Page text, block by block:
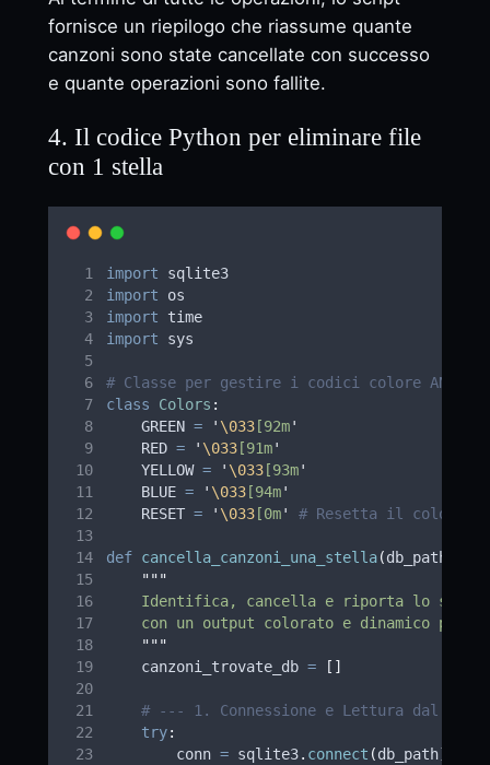
fornisce un riepilogo che riassume quante
canzoni sono state cancellate con successo
e quante operazioni sono fallite.
4. Il codice Python per eliminare file
con 1 stella
import sqlite3
import os
import time
import sys
# Classe per gestire i codici colore ANSI
class
Colors :
    GREEN
= ' \033 [92m'
    RED
= ' \033 [91m'
    YELLOW
= ' \033 [93m'
    BLUE
= ' \033 [94m'
    RESET
= ' \033 [0m' # Resetta il colore
def cancella_canzoni_una_stella(db_path
"""
Identifica, cancella e riporta lo
con un output colorato e dinamico per
"""
    canzoni_trovate_db
= []
# --- 1. Connessione e Lettura dal
try:
        conn
= sqlite3. connect (db_path)